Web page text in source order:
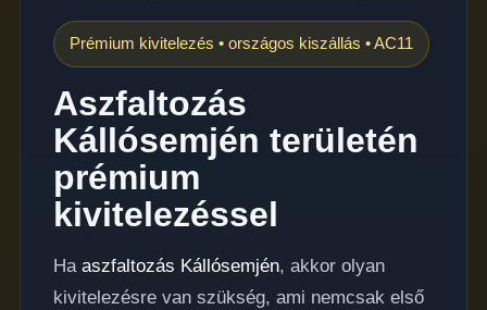
Prémium kivitelezés • országos kiszállás • AC11
Aszfaltozás
Kállósemjén területén
prémium
kivitelezéssel
Ha aszfaltozás Kállósemjén, akkor olyan
kivitelezésre van szükség, ami nemcsak első